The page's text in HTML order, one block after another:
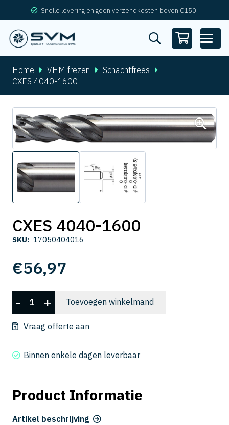
Snelle levering en geen verzendkosten boven €150.
Home VHM frezen
Schachtfrees
CXES 4040-1600
CXES 4040-1600
SKU: 17050404016
€56,97
CXES
4040-
1600
- + Toevoegen winkelmand
Vraag offerte aan
Binnen enkele dagen leverbaar
Product Informatie
Artikel beschrijving